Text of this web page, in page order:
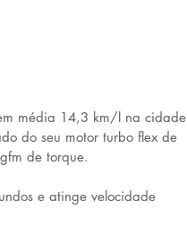
média 14,3 km/l na cidade
do seu motor turbo flex de
de torque.
e atinge velocidade